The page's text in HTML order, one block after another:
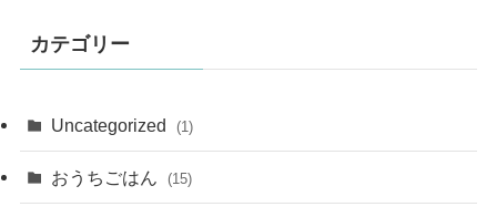
カテゴリー
Uncategorized (1)
おうちごはん (15)